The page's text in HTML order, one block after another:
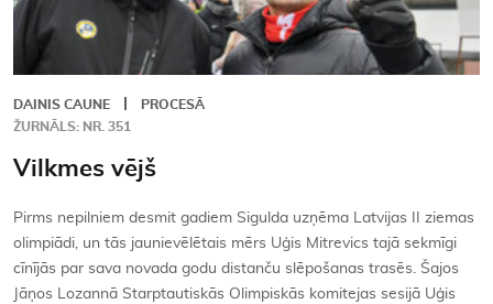
DAINIS CAUNE
PROCESĀ
ŽURNĀLS: NR. 351
Vilkmes vējš
Pirms nepilniem desmit gadiem Sigulda uzņēma Latvijas II ziemas
olimpiādi, un tās jaunievēlētais mērs Uģis Mitrevics tajā sekmīgi
cīnījās par sava novada godu distanču slēpošanas trasēs. Šajos
Jāņos Lozannā Starptautiskās Olimpiskās komitejas sesijā Uģis